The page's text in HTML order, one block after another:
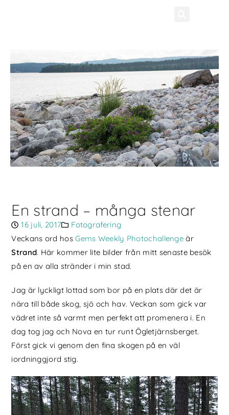
En strand – många stenar
16 juli, 2017
Fotografering
Veckans ord hosGems Weekly Photochallenge är
Strand. Här kommer lite bilder från mitt senaste besök
på en av alla stränder i min stad.
Jag är lyckligt lottad som bor på en plats där det är
nära till både skog, sjö och hav. Veckan som gick var
vädret inte så varmt men perfekt att promenera i. En
dag tog jag och Nova en tur runt Ögletjärnsberget.
Först gick vi genom den fina skogen på en väl
iordninggjord stig.